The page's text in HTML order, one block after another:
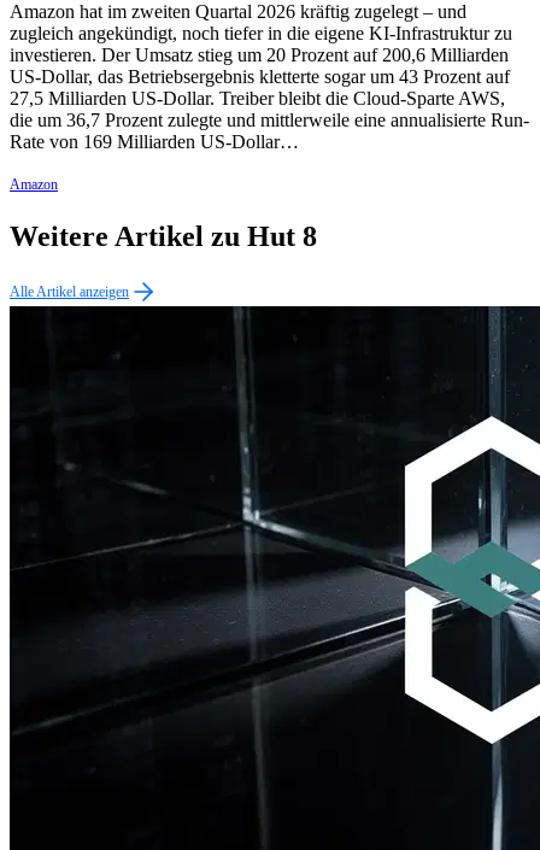
Amazon hat im zweiten Quartal 2026 kräftig zugelegt – und
zugleich angekündigt, noch tiefer in die eigene KI-Infrastruktur zu
investieren. Der Umsatz stieg um 20 Prozent auf 200,6 Milliarden
US-Dollar, das Betriebsergebnis kletterte sogar um 43 Prozent auf
27,5 Milliarden US-Dollar. Treiber bleibt die Cloud-Sparte AWS,
die um 36,7 Prozent zulegte und mittlerweile eine annualisierte Run-
Rate von 169 Milliarden US-Dollar…
Amazon
Weitere Artikel zu Hut 8
Alle Artikel anzeigen